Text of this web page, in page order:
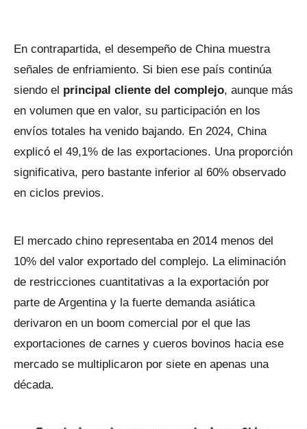
En contrapartida, el desempeño de China muestra
señales de enfriamiento. Si bien ese país continúa
siendo el principal cliente del complejo, aunque más
en volumen que en valor, su participación en los
envíos totales ha venido bajando. En 2024, China
explicó el 49,1% de las exportaciones. Una proporción
significativa, pero bastante inferior al 60% observado
en ciclos previos.
El mercado chino representaba en 2014 menos del
10% del valor exportado del complejo. La eliminación
de restricciones cuantitativas a la exportación por
parte de Argentina y la fuerte demanda asiática
derivaron en un boom comercial por el que las
exportaciones de carnes y cueros bovinos hacia ese
mercado se multiplicaron por siete en apenas una
década.